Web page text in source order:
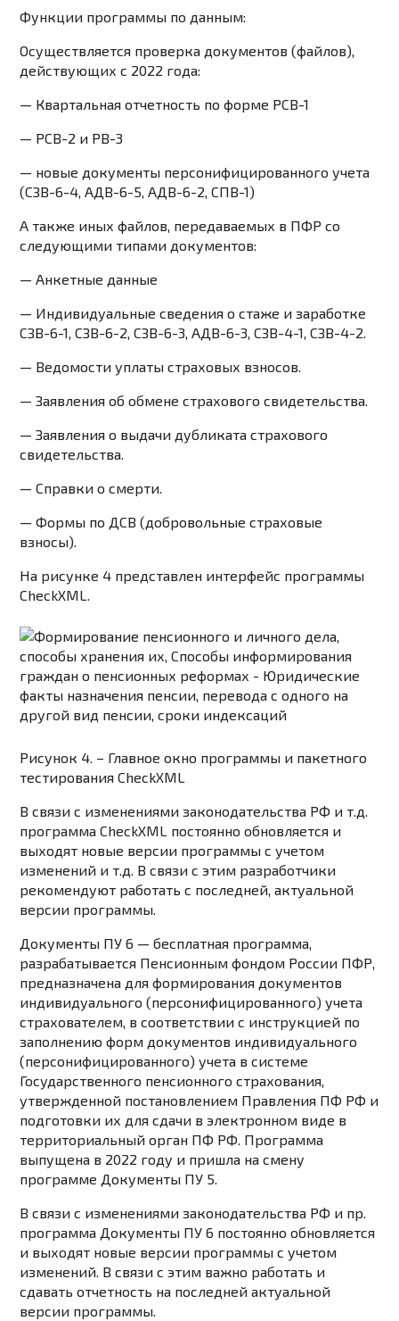
Функции программы по данным:
Осуществляется проверка документов (файлов),
действующих с 2022 года:
— Квартальная отчетность по форме РСВ-1
— РСВ-2 и РВ-3
— новые документы персонифицированного учета
(СЗВ-6-4, АДВ-6-5, АДВ-6-2, СПВ-1)
А также иных файлов, передаваемых в ПФР со
следующими типами документов:
— Анкетные данные
— Индивидуальные сведения о стаже и заработке
СЗВ-6-1, СЗВ-6-2, СЗВ-6-3, АДВ-6-3, СЗВ-4-1, СЗВ-4-2.
— Ведомости уплаты страховых взносов.
— Заявления об обмене страхового свидетельства.
— Заявления о выдачи дубликата страхового
свидетельства.
— Справки о смерти.
— Формы по ДСВ (добровольные страховые
взносы).
На рисунке 4 представлен интерфейс программы
CheckXML.
Рисунок 4. – Главное окно программы и пакетного
тестирования CheckXML
В связи с изменениями законодательства РФ и т.д.
программа CheckXML постоянно обновляется и
выходят новые версии программы с учетом
изменений и т.д. В связи с этим разработчики
рекомендуют работать с последней, актуальной
версии программы.
Документы ПУ 6 — бесплатная программа,
разрабатывается Пенсионным фондом России ПФР,
предназначена для формирования документов
индивидуального (персонифицированного) учета
страхователем, в соответствии с инструкцией по
заполнению форм документов индивидуального
(персонифицированного) учета в системе
Государственного пенсионного страхования,
утвержденной постановлением Правления ПФ РФ и
подготовки их для сдачи в электронном виде в
территориальный орган ПФ РФ. Программа
выпущена в 2022 году и пришла на смену
программе Документы ПУ 5.
В связи с изменениями законодательства РФ и пр.
программа Документы ПУ 6 постоянно обновляется
и выходят новые версии программы с учетом
изменений. В связи с этим важно работать и
сдавать отчетность на последней актуальной
версии программы.